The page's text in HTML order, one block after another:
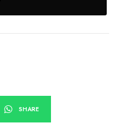
SHARE